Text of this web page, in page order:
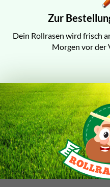
Zur
Dein Rollrasen wird frisch
Morgen vor der